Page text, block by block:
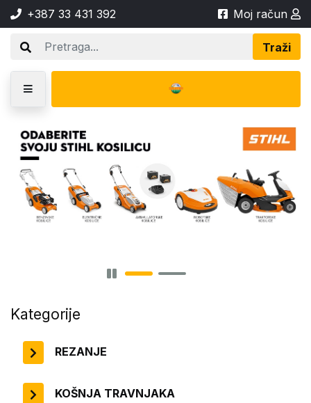
+387 33 431 392 Moj račun
Traži
Kategorije
REZANJE
KOŠNJA TRAVNJAKA